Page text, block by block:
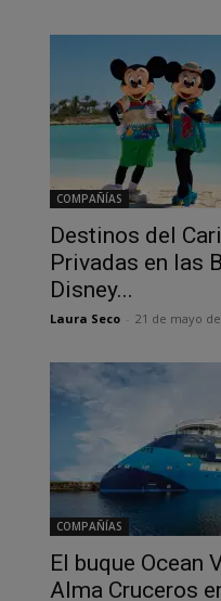
COMPAÑÍAS
Destinos del
Privadas en las
Disney...
Laura Seco 21 de mayo
COMPAÑÍAS
El buque Ocean
Alma Cruceros